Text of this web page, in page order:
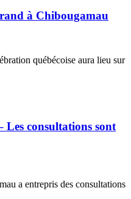
à Chibougamau
québécoise aura lieu sur
Les consultations sont
a entrepris des consultations